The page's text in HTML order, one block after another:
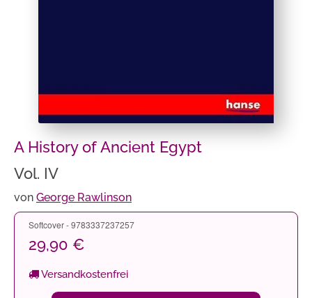
A History of Ancient Egypt
Vol. IV
von George Rawlinson
Softcover - 9783337237257
29,90 €
Versandkostenfrei